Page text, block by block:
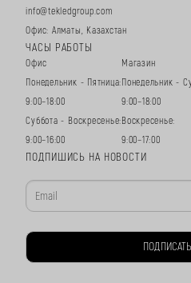
info@tekledgroup.com
Офис: Алматы, Казахстан
ЧАСЫ РАБОТЫ
Офис
Понедельник - Пятница:
9:00–18:00
Суббота - Воскресенье:
9:00–16:00
Магазин
Понедельник -
9:00–18:00
Воскресенье:
9:00–17:00
ПОДПИШИСЬ НА НОВОСТИ